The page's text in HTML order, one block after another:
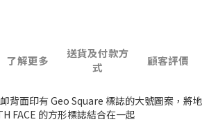
了解更多
送貨及付款方
式
顧客評價
背面印有 Geo Square 標誌的大號圖案，將地
FACE 的方形標誌結合在一起